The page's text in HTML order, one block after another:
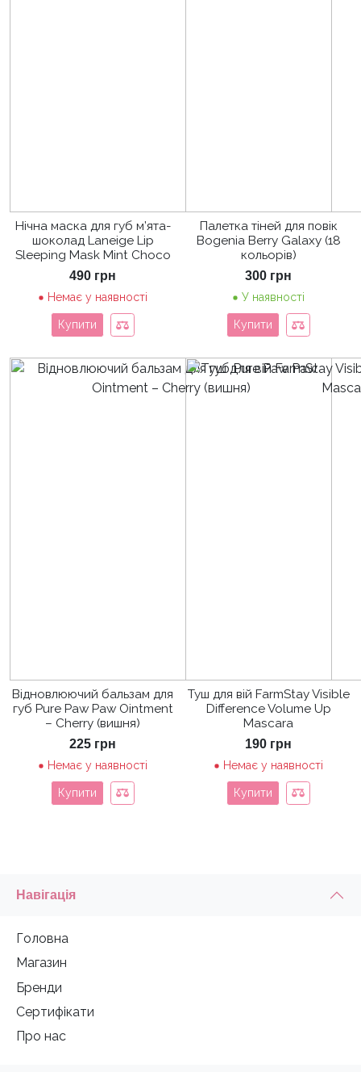
Нічна маска для губ м’ята-
шоколад Laneige Lip
Sleeping Mask Mint Choco
490 грн
Немає у наявності
Купити
Палетка тіней для повік
Bogenia Berry Galaxy (18
кольорів)
300 грн
У наявності
Купити
Відновлюючий бальзам для
губ Pure Paw Paw Ointment
– Cherry (вишня)
225 грн
Немає у наявності
Купити
Туш для вій FarmStay Visible
Difference Volume Up
Mascara
190 грн
Немає у наявності
Купити
Навігація
Головна
Магазин
Бренди
Сертифікати
Про нас